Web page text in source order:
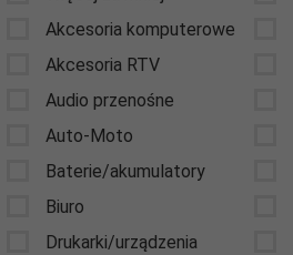
Akcesoria komputerowe
Akcesoria RTV
Audio przenośne
Auto-Moto
Baterie/akumulatory
Biuro
Drukarki/urządzenia